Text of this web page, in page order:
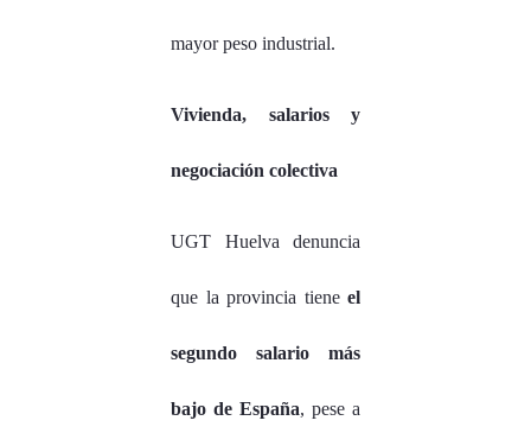
mayor peso industrial.
Vivienda, salarios y
negociación colectiva
UGT Huelva denuncia
que la provincia tiene el
segundo salario más
bajo de España, pese a